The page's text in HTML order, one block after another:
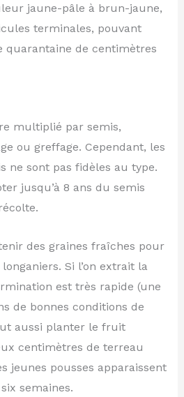
jaune-pâle à brun-jaune,
terminales, pouvant
quarantaine de centimètres
multiplié par semis,
ou greffage. Cependant, les
ne sont pas fidèles au type.
jusqu’à 8 ans du semis
des graines fraîches pour
Si l’on extrait la
est très rapide (une
de bonnes conditions de
aussi planter le fruit
centimètres de terreau
jeunes pousses apparaissent
semaines.